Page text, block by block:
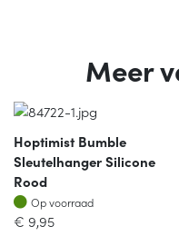
Meer
Hoptimist Bumble
Sleutelhanger Silicone
Rood
Op voorraad
Op voorraad
€ 9,95